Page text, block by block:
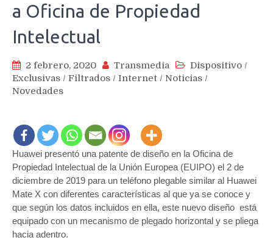
a Oficina de Propiedad
Intelectual
2 febrero, 2020 Transmedia Dispositivo /
Exclusivas / Filtrados / Internet / Noticias /
Novedades
Huawei presentó una patente de diseño en la Oficina de
Propiedad Intelectual de la Unión Europea (EUIPO) el 2 de
diciembre de 2019 para un teléfono plegable similar al Huawei
Mate X con diferentes características al que ya se conoce y
que según los datos incluidos en ella, este nuevo diseño está
equipado con un mecanismo de plegado horizontal y se pliega
hacia adentro.